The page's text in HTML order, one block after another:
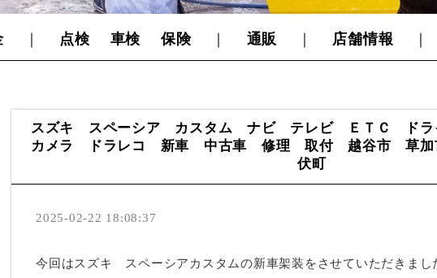
点検 車検 保険 通販 店舗情報
スズキ スペーシア カスタム ナビ テレビ ＥＴＣ ドラ
カメラ ドラレコ 新車 中古車 修理 取付 越谷市 草
伏町
2025-02-22 18:08:37
今回はスズキ スペーシアカスタムの新車架装をさせていただきまし